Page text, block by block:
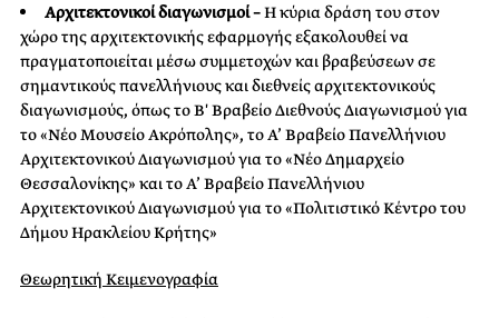
Αρχιτεκτονικοί διαγωνισμοί –Η κύρια δράση του στον
χώρο της αρχιτεκτονικής εφαρμογής εξακολουθεί να
πραγματοποιείται μέσω συμμετοχών και βραβεύσεων σε
σημαντικούς πανελλήνιους και διεθνείς αρχιτεκτονικούς
διαγωνισμούς, όπως το Β′ Βραβείο Διεθνούς Διαγωνισμού για
το «Νέο Μουσείο Ακρόπολης», το Α’ Βραβείο Πανελλήνιου
Αρχιτεκτονικού Διαγωνισμού για το «Νέο Δημαρχείο
Θεσσαλονίκης» και το Α’ Βραβείο Πανελλήνιου
Αρχιτεκτονικού Διαγωνισμού για το «Πολιτιστικό Κέντρο του
Δήμου Ηρακλείου Κρήτης»
Θεωρητική Κειμενογραφία